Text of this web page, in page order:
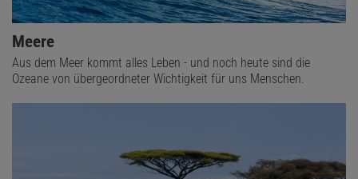
Meere
Aus dem Meer kommt alles Leben - und noch heute sind die
Ozeane von übergeordneter Wichtigkeit für uns Menschen.